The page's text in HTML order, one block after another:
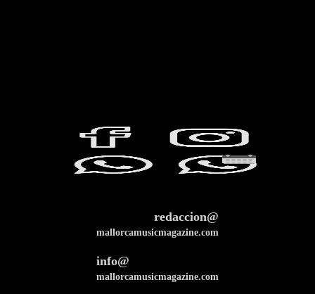
redaccion@
mallorcamusicmagazine.com
info@
mallorcamusicmagazine.com